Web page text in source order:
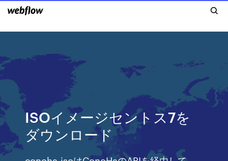
ISOイメージセントス7を
ダウンロード